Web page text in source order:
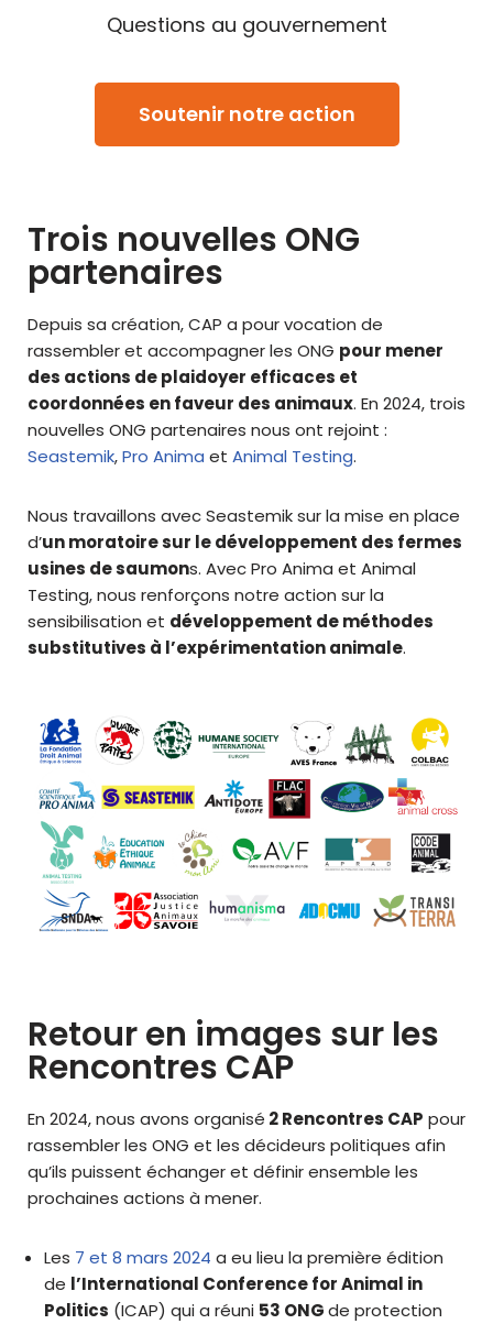
Questions au gouvernement
Soutenir notre action
Trois nouvelles ONG
partenaires
Depuis sa création, CAP a pour vocation de
rassembler et accompagner les ONG pour mener
des actions de plaidoyer efficaces et
coordonnées en faveur des animaux. En 2024, trois
nouvelles ONG partenaires nous ont rejoint :
Seastemik,Pro Anima et Animal Testing.
Nous travaillons avec Seastemik sur la mise en place
d’un moratoire sur le développement des fermes
usines de saumons. Avec Pro Anima et Animal
Testing, nous renforçons notre action sur la
sensibilisation et développement de méthodes
substitutives à l’expérimentation animale.
Retour en images sur les
Rencontres CAP
En 2024, nous avons organisé 2 Rencontres CAP pour
rassembler les ONG et les décideurs politiques afin
qu’ils puissent échanger et définir ensemble les
prochaines actions à mener.
Les 7 et 8 mars 2024 a eu lieu la première édition
de l’International Conference for Animal in
Politics (ICAP) qui a réuni 53 ONGde protection